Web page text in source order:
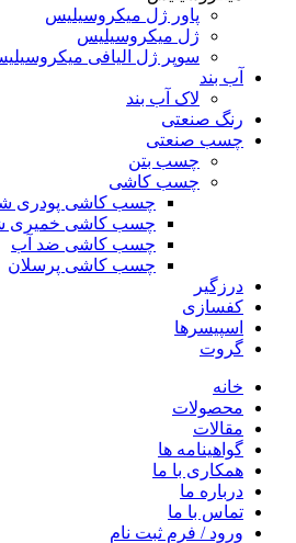
پاور ژل میکروسیلیس
ژل میکروسیلیس
سوپر ژل الیافی
آب بند
لاک آب بند
رنگ صنعتی
چسب صنعتی
چسب بتن
چسب کاشی
چسب کاشی پودری
چسب کاشی خمیری
چسب کاشی ضد آب
چسب کاشی پرسلان
درزگیر
کفسازی
اسپیسرها
گروت
خانه
محصولات
مقالات
گواهینامه ها
همکاری با ما
درباره ما
تماس با ما
ورود / فرم ثبت نام